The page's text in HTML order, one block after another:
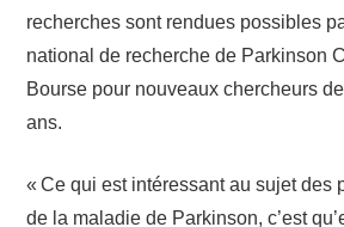
recherches sont rendues possibles
national de recherche de Parkinson
Bourse pour nouveaux chercheurs
ans.
« Ce qui est intéressant au sujet des
de la maladie de Parkinson, c’est